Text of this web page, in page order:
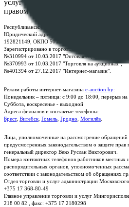
услуг "БелЮрОбеспечение" - Все
правом
Республиканское унитарное предприятие по
Юридический адрес: г. Минск, пр-т. Дзержинского,
192821149, ОКПО 500111895000
Зарегистрировано в торговом реестре Республики
№310994 от 10.03.2017 "Оптовая торговля без
№370993 от 10.03.2017 "Торговля на аукционах";
№401394 от 27.12.2017 "Интернет-магазин".
Режим работы интернет-магазина e-auction.by:
Понедельник – пятница: с 9:00 до 18:00, перерыв
Суббота, воскресенье - выходной
Адреса филиалов и контактые телефоны:
Брест, Витебск Гомель Гродно Могилёв
Лица, уполномоченные на рассмотрение обращений
предусмотренных законодательством о защите прав
генеральный директор Веко Руслан Викторович.
Номера контактных телефонов работников местных
распорядительных органов, уполномоченных
соответствии с законодательством об обращениях
Отдел торговли и услуг администрации
+375 17 368-80-49
Главное управление торговли и услуг
218 00 82 , факс: +375 17 2180298